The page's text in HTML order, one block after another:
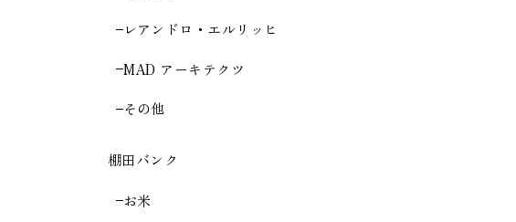
レアンドロ・エルリッヒ
MAD アーキテクツ
その他
棚田バンク
お米